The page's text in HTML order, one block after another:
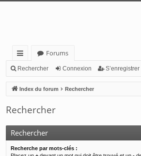
cc
ès
ra
pi
de
Forums
Rechercher Connexion S’enregistrer
Index du forum Rechercher
Rechercher
Rechercher
Recherche par mots-clés :